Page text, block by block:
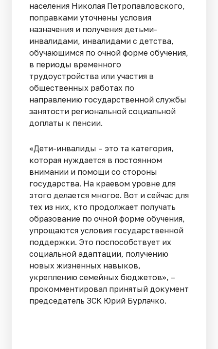
населения Николая Петропавловского,
поправками уточнены условия
назначения и получения детьми-
инвалидами, инвалидами с детства,
обучающимся по очной форме обучения,
в периоды временного
трудоустройства или участия в
общественных работах по
направлению государственной службы
занятости региональной социальной
доплаты к пенсии.
«Дети-инвалиды – это та категория,
которая нуждается в постоянном
внимании и помощи со стороны
государства. На краевом уровне для
этого делается многое. Вот и сейчас для
тех из них, кто продолжает получать
образование по очной форме обучения,
упрощаются условия государственной
поддержки. Это поспособствует их
социальной адаптации, получению
новых жизненных навыков,
укреплению семейных бюджетов», –
прокомментировал принятый документ
председатель ЗСК Юрий Бурлачко.